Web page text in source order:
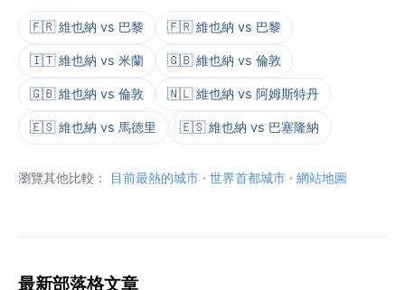
🇫🇷 維也納 vs 巴黎 🇫🇷 維也納 vs 巴黎
🇮🇹 維也納 vs 米蘭 🇬🇧 維也納 vs 倫敦
🇬🇧 維也納 vs 倫敦 🇳🇱 維也納 vs 阿姆斯特丹
🇪🇸 維也納 vs 馬德里 🇪🇸 維也納 vs 巴塞隆納
瀏覽其他比較： 目前最熱的城市 · 世界首都城市 · 網站地圖
最新部落格文章